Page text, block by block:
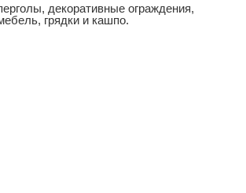
декоративные ограждения,
грядки и кашпо.